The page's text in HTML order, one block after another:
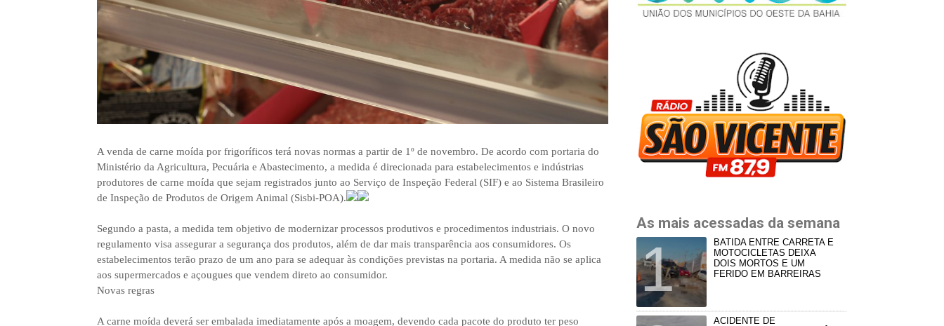
A venda de carne moída por frigoríficos terá novas normas a partir de 1º de novembro. De acordo com portaria do
Ministério da Agricultura, Pecuária e Abastecimento, a medida é direcionada para estabelecimentos e indústrias
produtores de carne moída que sejam registrados junto ao Serviço de Inspeção Federal (SIF) e ao Sistema Brasileiro
de Inspeção de Produtos de Origem Animal (Sisbi-POA).
Segundo a pasta, a medida tem objetivo de modernizar processos produtivos e procedimentos industriais. O novo
regulamento visa assegurar a segurança dos produtos, além de dar mais transparência aos consumidores. Os
estabelecimentos terão prazo de um ano para se adequar às condições previstas na portaria. A medida não se aplica
aos supermercados e açougues que vendem direto ao consumidor.
Novas regras
A carne moída deverá ser embalada imediatamente após a moagem, devendo cada pacote do produto ter peso
As mais acessadas da semana
BATIDA ENTRE CARRETA E
MOTOCICLETAS DEIXA
DOIS MORTOS E UM
FERIDO EM BARREIRAS
ACIDENTE DE